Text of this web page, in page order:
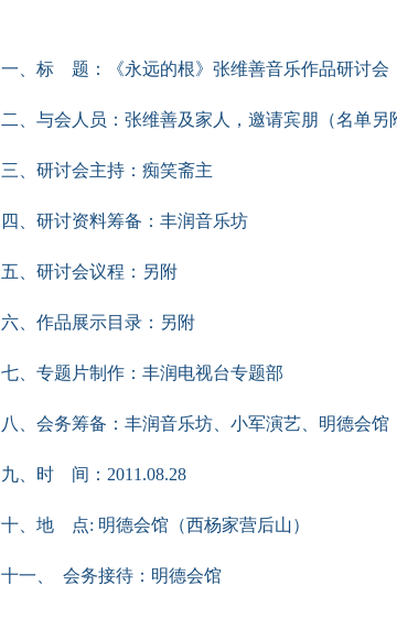
一、标 题：《永远的根》张维善音乐作品研讨会
二、与会人员：张维善及家人，邀请宾朋（名单另
三、研讨会主持：痴笑斋主
四、研讨资料筹备：丰润音乐坊
五、研讨会议程：另附
六、作品展示目录：另附
七、专题片制作：丰润电视台专题部
八、会务筹备：丰润音乐坊、小军演艺、明德会馆
九、 时 间：2011.08.28
十、地 点: 明德会馆（西杨家营后山）
十一、 会务接待：明德会馆